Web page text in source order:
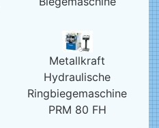
Metallkraft
Hydraulische
Ringbiegemaschine
PRM 80 FH